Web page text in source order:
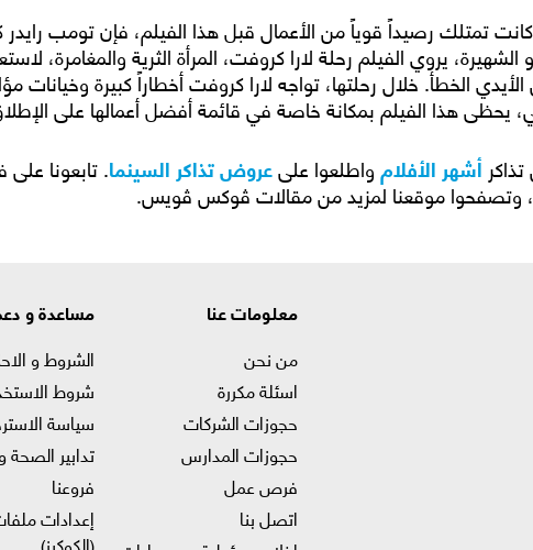
تمتلك رصيداً قوياً من الأعمال قبل هذا الفيلم، فإن تومب رايدر
الشهيرة، يروي الفيلم رحلة لارا كروفت، المرأة الثرية والمغامرة،
الخطأ. خلال رحلتها، تواجه لارا كروفت أخطاراً كبيرة
يحظى هذا الفيلم بمكانة خاصة في قائمة أفضل أعمالها على
أشهر الأفلامواطلعوا علىعروض تذاكر السينما. تابعونا
وتصفحوا موقعنا لمزيد من مقالات ڤوكس ڤويس.
معلومات عنا
من نحن
اسئلة مكررة
حجوزات الشركات
حجوزات المدارس
فرص عمل
اتصل بنا
مساعدة و
الشروط و
شروط
سياسة
تدابير الصحة
فروعنا
إعدادات